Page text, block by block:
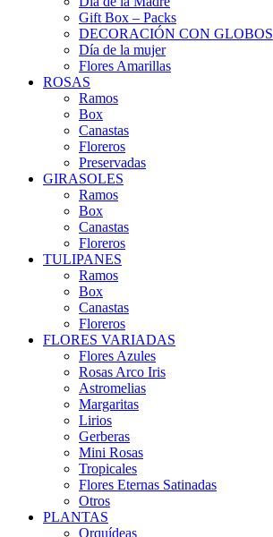
Gift Box – Packs
DECORACIÓN CON GLOBOS
Día de la mujer
Flores Amarillas
ROSAS
Ramos
Box
Canastas
Floreros
Preservadas
GIRASOLES
Ramos
Box
Canastas
Floreros
TULIPANES
Ramos
Box
Canastas
Floreros
FLORES VARIADAS
Flores Azules
Rosas Arco Iris
Astromelias
Margaritas
Lirios
Gerberas
Mini Rosas
Tropicales
Flores Eternas Satinadas
Otros
PLANTAS
Orquídeas